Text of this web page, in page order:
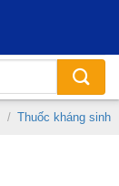
/ Thuốc kháng sinh